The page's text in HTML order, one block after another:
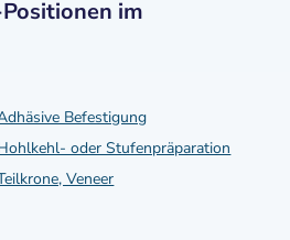
im
Befestigung
oder Stufenpräparation
Veneer